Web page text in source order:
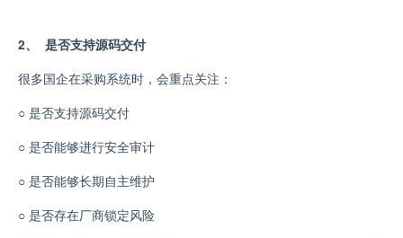
2、 是否支持源码交付
很多国企在采购系统时，会重点关注：
○ 是否支持源码交付
○ 是否能够进行安全审计
○ 是否能够长期自主维护
○ 是否存在厂商锁定风险